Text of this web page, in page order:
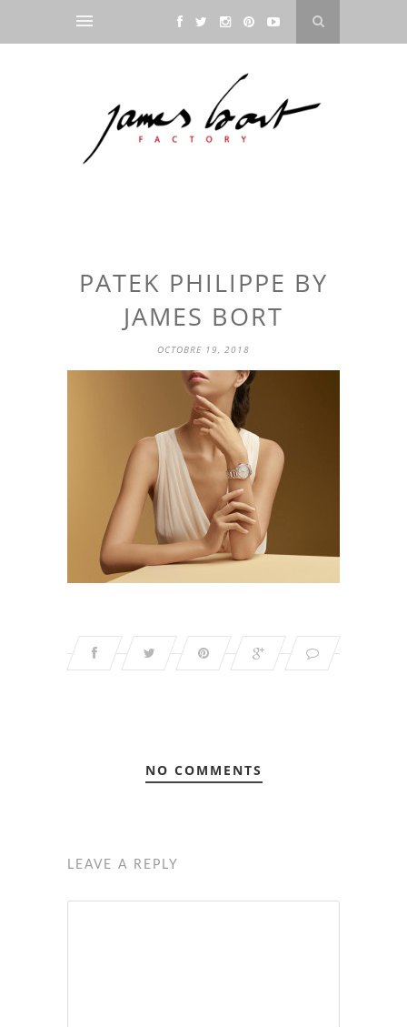
PATEK PHILIPPE BY
JAMES BORT
OCTOBRE 19, 2018
NO COMMENTS
LEAVE A REPLY